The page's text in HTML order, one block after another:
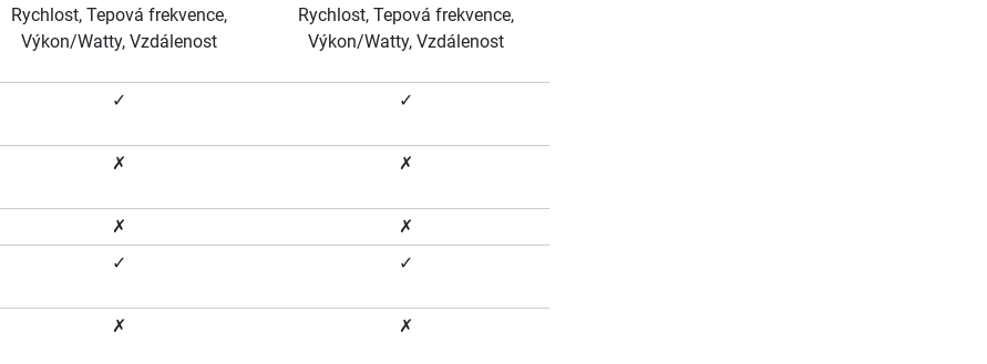
Rychlost, Tepová frekvence,
Výkon/Watty, Vzdálenost
Rychlost, Tepová frekvence,
Výkon/Watty, Vzdálenost
✓ ✓
✗ ✗
✗
✗
✓ ✓
✗ ✗